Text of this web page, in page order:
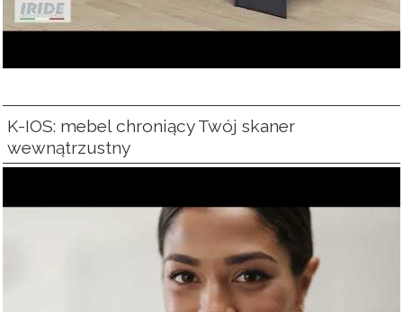
K-IOS: mebel chroniący Twój skaner
wewnątrzustny